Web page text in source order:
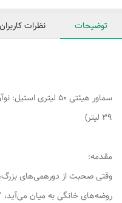
توضیحات نظرات کاربران
سماور هیئتی 50
39 لیتر)
مقدمه:
وقتی صحبت از دورهمی‌های
روضه‌های خانگی به میان